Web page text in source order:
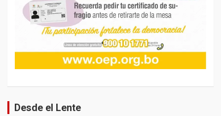
Desde el Lente